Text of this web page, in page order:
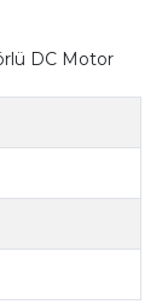
DC Motor